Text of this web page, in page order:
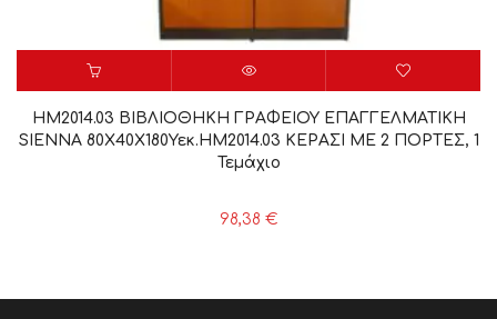
HM2014.03 ΒΙΒΛΙΟΘΗΚΗ ΓΡΑΦΕΙΟΥ ΕΠΑΓΓΕΛΜΑΤΙΚΗ
SIENNA 80Χ40Χ180Υεκ.HM2014.03 ΚΕΡΑΣΙ ΜΕ 2 ΠΟΡΤΕΣ, 1
Τεμάχιο
98,38 €